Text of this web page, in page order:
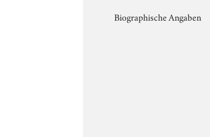
Biographische Angaben